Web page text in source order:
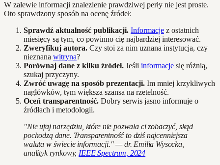
W zalewie informacji znalezienie prawdziwej perły nie jest proste.
Oto sprawdzony sposób na ocenę źródeł:
Sprawdź aktualność publikacji. Informacje z ostatnich
miesięcy są tym, co powinno cię najbardziej interesować.
Zweryfikuj autora. Czy stoi za nim uznana instytucja, czy
nieznana witryna?
Porównaj dane z kilku źródeł. Jeśli informacje się różnią,
szukaj przyczyny.
Zwróć uwagę na sposób prezentacji. Im mniej krzykliwych
nagłówków, tym większa szansa na rzetelność.
Oceń transparentność. Dobry serwis jasno informuje o
źródłach i metodologii.
"Nie ufaj narzędziu, które nie pozwala ci zobaczyć, skąd
pochodzą dane. Transparentność to dziś najcenniejsza
waluta w świecie informacji." — dr. Emilia Wysocka,
analityk rynkowy, IEEE Spectrum, 2024